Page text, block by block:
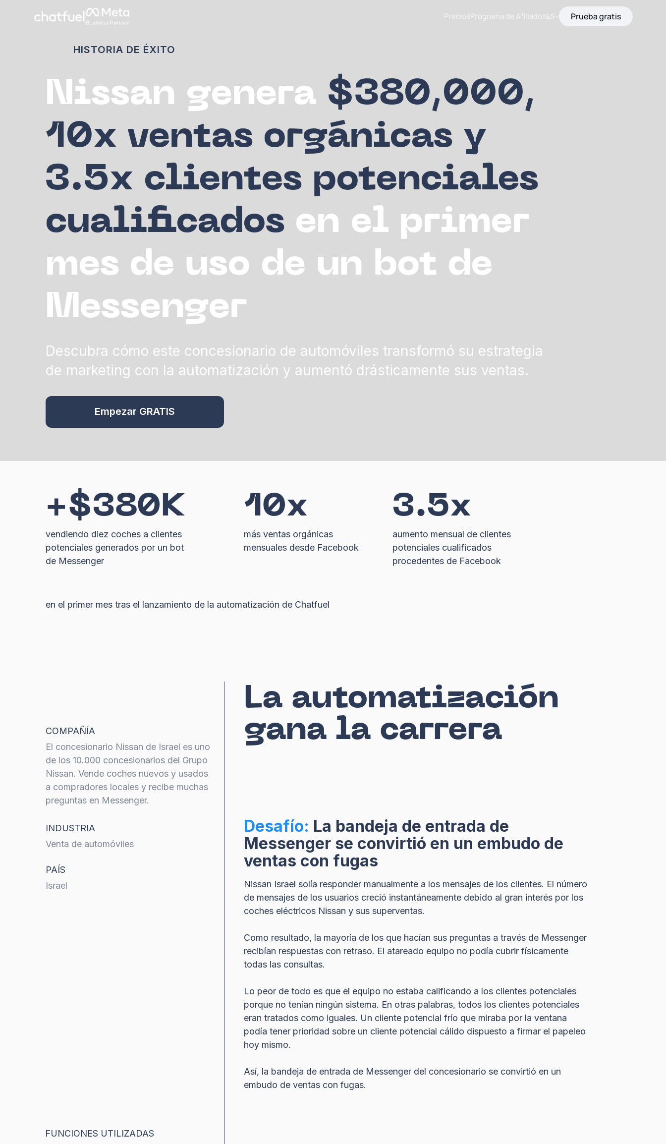
PreciosPrograma de AfiliadosES Prueba gratis
Descubra cómo este concesionario de automóviles transformó su estrategia
de marketing con la automatización y aumentó drásticamente sus ventas.
Nissan genera $380,000,
10x ventas orgánicas y
3.5x clientes potenciales
cualificados en el primer
mes de uso de un bot de
Messenger
HISTORIA DE ÉXITO
Empezar GRATIS
vendiendo diez coches a clientes
potenciales generados por un bot
de Messenger
+$380K
más ventas orgánicas
mensuales desde Facebook
10x
aumento mensual de clientes
potenciales cualificados
procedentes de Facebook
3.5x
en el primer mes tras el lanzamiento de la automatización de Chatfuel
Nissan Israel solía responder manualmente a los mensajes de los clientes. El número
de mensajes de los usuarios creció instantáneamente debido al gran interés por los
coches eléctricos Nissan y sus superventas.
Como resultado, la mayoría de los que hacían sus preguntas a través de Messenger
recibían respuestas con retraso. El atareado equipo no podía cubrir físicamente
todas las consultas.
Lo peor de todo es que el equipo no estaba calificando a los clientes potenciales
porque no tenían ningún sistema. En otras palabras, todos los clientes potenciales
eran tratados como iguales. Un cliente potencial frío que miraba por la ventana
podía tener prioridad sobre un cliente potencial cálido dispuesto a firmar el papeleo
hoy mismo.
Así, la bandeja de entrada de Messenger del concesionario se convirtió en un
embudo de ventas con fugas.
La automatización
gana la carrera
COMPAÑÍA
El concesionario Nissan de Israel es uno
de los 10.000 concesionarios del Grupo
Nissan. Vende coches nuevos y usados
a compradores locales y recibe muchas
preguntas en Messenger.
INDUSTRIA
Venta de automóviles
PAÍS
Israel
Desafío: La bandeja de entrada de
Messenger se convirtió en un embudo de
ventas con fugas
FUNCIONES UTILIZADAS